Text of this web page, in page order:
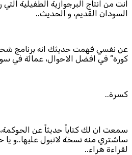
انت من انتاج البرجوازية الطفيلية
السودان القديم، و الحديث..
عن نفسي فهمت حديثك انه برنامج
كورة” في افضل الاحوال، عمالة في
كسرة..
سمعت ان لك كتاباً حديثاً عن
ساشتري منه نسخة لاتبول عليها..و
لقراءة هراء..